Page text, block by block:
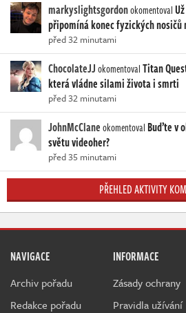
markyslightsgordonokomentoval
připomíná konec fyzických
před 32 minutami
ChocolateJJokomentovalTitan
která vládne silami života i smrti
před 32 minutami
JohnMcClaneokomentoval Buďte v
světu videoher?
před 35 minutami
PŘEHLED AKTIVITY
NAVIGACE
Archiv pořadu
Redakce pořadu
INFORMACE
Zásady ochrany
Pravidla užívání